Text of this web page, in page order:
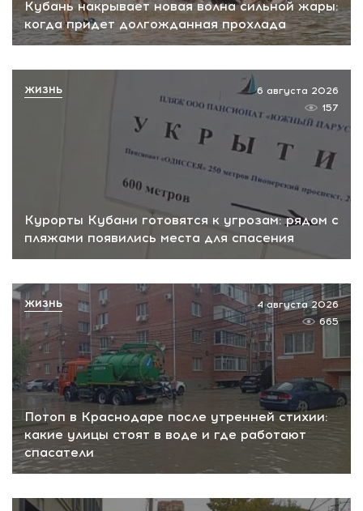
Кубань накрывает новая волна сильной жары:
когда придет долгожданная прохлада
Курорты Кубани готовятся к угрозам: рядом с
пляжами появились места для спасения
6 августа 2026
157
ЖИЗНЬ
Потоп в Краснодаре после утренней стихии:
какие улицы стоят в воде и где работают
спасатели
4 августа 2026
665
ЖИЗНЬ